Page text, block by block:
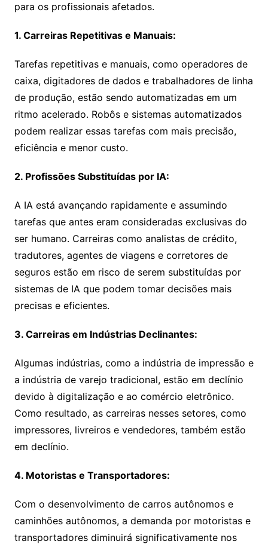
para os profissionais afetados.
1. Carreiras Repetitivas e Manuais:
Tarefas repetitivas e manuais, como operadores de
caixa, digitadores de dados e trabalhadores de linha
de produção, estão sendo automatizadas em um
ritmo acelerado. Robôs e sistemas automatizados
podem realizar essas tarefas com mais precisão,
eficiência e menor custo.
2. Profissões Substituídas por IA:
A IA está avançando rapidamente e assumindo
tarefas que antes eram consideradas exclusivas do
ser humano. Carreiras como analistas de crédito,
tradutores, agentes de viagens e corretores de
seguros estão em risco de serem substituídas por
sistemas de IA que podem tomar decisões mais
precisas e eficientes.
3. Carreiras em Indústrias Declinantes:
Algumas indústrias, como a indústria de impressão e
a indústria de varejo tradicional, estão em declínio
devido à digitalização e ao comércio eletrônico.
Como resultado, as carreiras nesses setores, como
impressores, livreiros e vendedores, também estão
em declínio.
4. Motoristas e Transportadores:
Com o desenvolvimento de carros autônomos e
caminhões autônomos, a demanda por motoristas e
transportadores diminuirá significativamente nos